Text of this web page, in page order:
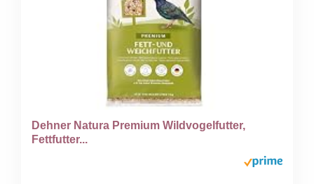
Dehner Natura Premium Wildvogelfutter,
Fettfutter...